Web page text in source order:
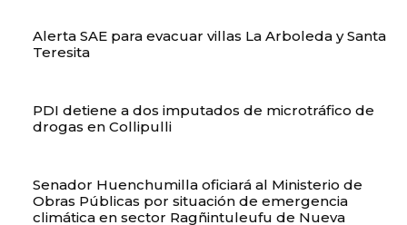
Alerta SAE para evacuar villas La Arboleda y Santa
Teresita
PDI detiene a dos imputados de microtráfico de
drogas en Collipulli
Senador Huenchumilla oficiará al Ministerio de
Obras Públicas por situación de emergencia
climática en sector Ragñintuleufu de Nueva